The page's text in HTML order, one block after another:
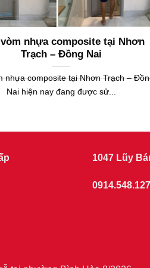
nhựa composite tại Nhơn
Trạch – Đồng Nai
nhựa composite tại Nhơn Trạch –
Nai hiện nay đang được sử...
1047 Lũy
0914.548.127